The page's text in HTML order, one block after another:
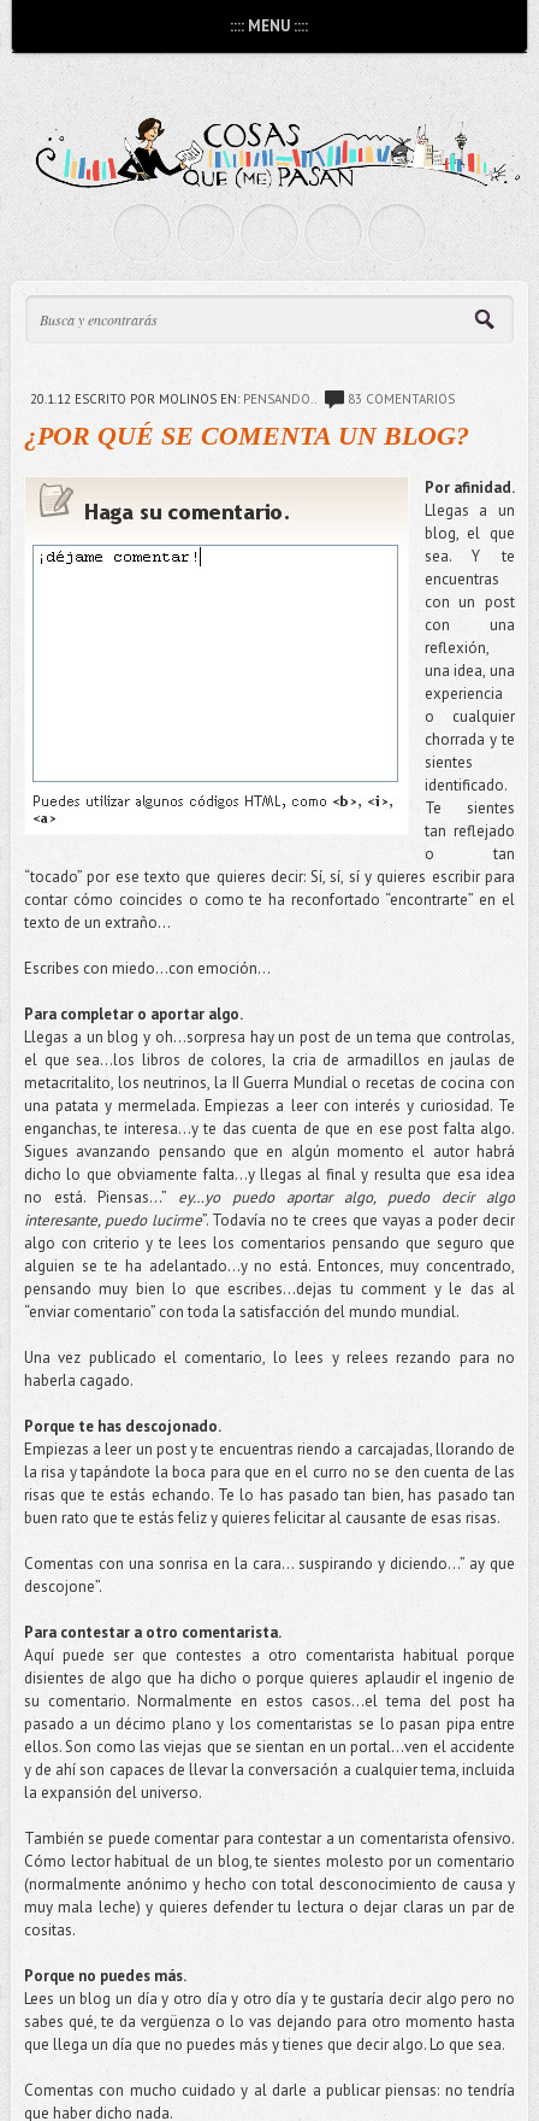
:::: MENU ::::
20.1.12 ESCRITO POR MOLINOS EN: PENSANDO.. 83 COMENTARIOS
¿POR QUÉ SE COMENTA UN BLOG?
Por afinidad.
Llegas a un
blog, el que
sea. Y te
encuentras
con un post
con una
reflexión,
una idea, una
experiencia
o cualquier
chorrada y te
sientes
identificado.
Te sientes
tan reflejado
o tan
“tocado” por ese texto que quieres decir: Sí, sí, sí y quieres escribir para
contar cómo coincides o como te ha reconfortado “encontrarte” en el
texto de un extraño...
Escribes con miedo…con emoción…
Para completar o aportar algo.
Llegas a un blog y oh...sorpresa hay un post de un tema que controlas,
el que sea…los libros de colores, la cria de armadillos en jaulas de
metacritalito, los neutrinos, la II Guerra Mundial o recetas de cocina con
una patata y mermelada. Empiezas a leer con interés y curiosidad. Te
enganchas, te interesa...y te das cuenta de que en ese post falta algo.
Sigues avanzando pensando que en algún momento el autor habrá
dicho lo que obviamente falta…y llegas al final y resulta que esa idea
no está. Piensas...” ey…yo puedo aportar algo, puedo decir algo
interesante, puedo lucirme”. Todavía no te crees que vayas a poder decir
algo con criterio y te lees los comentarios pensando que seguro que
alguien se te ha adelantado…y no está. Entonces, muy concentrado,
pensando muy bien lo que escribes…dejas tu comment y le das al
“enviar comentario” con toda la satisfacción del mundo mundial.
Una vez publicado el comentario, lo lees y relees rezando para no
haberla cagado.
Porque te has descojonado.
Empiezas a leer un post y te encuentras riendo a carcajadas, llorando de
la risa y tapándote la boca para que en el curro no se den cuenta de las
risas que te estás echando. Te lo has pasado tan bien, has pasado tan
buen rato que te estás feliz y quieres felicitar al causante de esas risas.
Comentas con una sonrisa en la cara... suspirando y diciendo...” ay que
descojone”.
Para contestar a otro comentarista.
Aquí puede ser que contestes a otro comentarista habitual porque
disientes de algo que ha dicho o porque quieres aplaudir el ingenio de
su comentario. Normalmente en estos casos...el tema del post ha
pasado a un décimo plano y los comentaristas se lo pasan pipa entre
ellos. Son como las viejas que se sientan en un portal…ven el accidente
y de ahí son capaces de llevar la conversación a cualquier tema, incluida
la expansión del universo.
También se puede comentar para contestar a un comentarista ofensivo.
Cómo lector habitual de un blog, te sientes molesto por un comentario
(normalmente anónimo y hecho con total desconocimiento de causa y
muy mala leche) y quieres defender tu lectura o dejar claras un par de
cositas.
Porque no puedes más.
Lees un blog un día y otro día y otro día y te gustaría decir algo pero no
sabes qué, te da vergüenza o lo vas dejando para otro momento hasta
que llega un día que no puedes más y tienes que decir algo. Lo que sea.
Comentas con mucho cuidado y al darle a publicar piensas: no tendría
que haber dicho nada.